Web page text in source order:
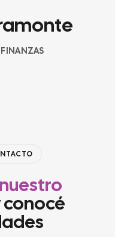
nuestro
conocé